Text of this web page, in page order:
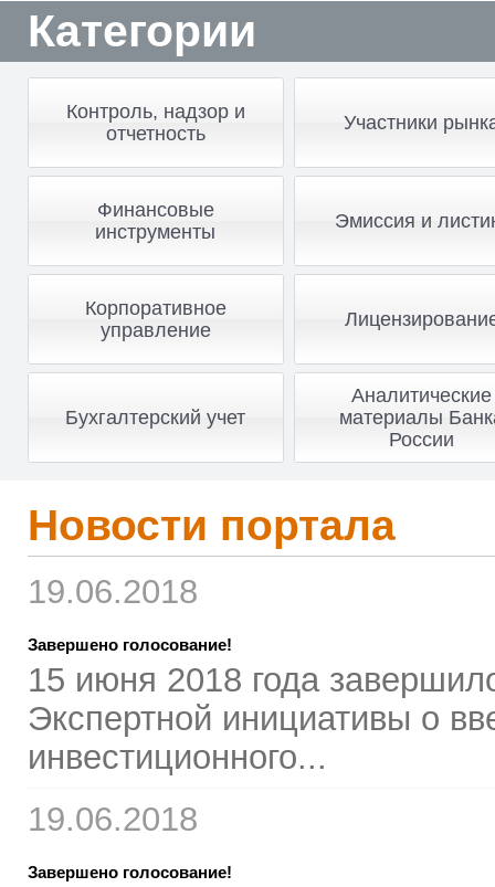
Категории
Контроль, надзор и
отчетность
Участники
Финансовые
инструменты
Эмиссия и
Корпоративное
управление
Бухгалтерский учет
Аналитические
материалы
России
Новости портала
19.06.2018
Завершено голосование!
15 июня 2018 года
Экспертной инициативы о
инвестиционного...
19.06.2018
Завершено голосование!